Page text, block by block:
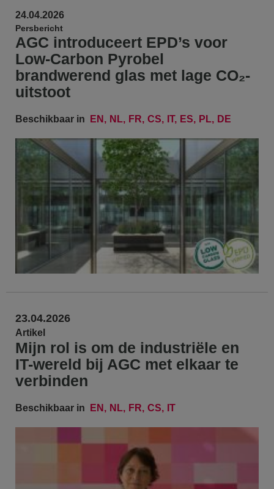
24.04.2026
Persbericht
AGC introduceert EPD’s voor
Low-Carbon Pyrobel
brandwerend glas met lage CO₂-
uitstoot
Beschikbaar in EN NL FR CS IT ES PL DE
23.04.2026
Artikel
Mijn rol is om de industriële en
IT-wereld bij AGC met elkaar te
verbinden
Beschikbaar in EN NL FR CS IT